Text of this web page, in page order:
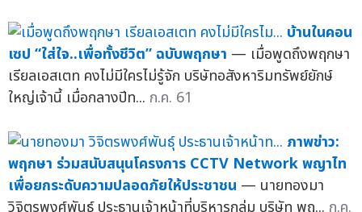
บ้านในคอน
เซป “ใส่ใจ..เพื่อทั้งชีวิต” ฉบับพฤกษา — เมื่อพูดถึงพฤกษา
เรียลเอสเตท คงไม่มีใครไม่รู้จัก บริษัทอสังหาริมทรัพย์ยักษ์
ใหญ่เจ้านี้ เมื่อกลางปีท... ก.ค. 61
ภาพข่าว:
พฤกษา ร่วมสนับสนุนโครงการ CCTV Network พญาไท
เพื่อยกระดับความปลอดภัยให้ประชาชน — นายทองมา
วิจิตรพงศ์พันธุ์ ประธานเจ้าหน้าที่บริหารกลุ่ม บริษัท พฤ... ก.ค.